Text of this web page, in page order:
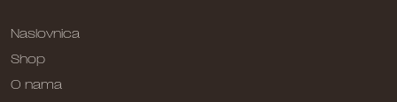
Naslovnica
Shop
O nama